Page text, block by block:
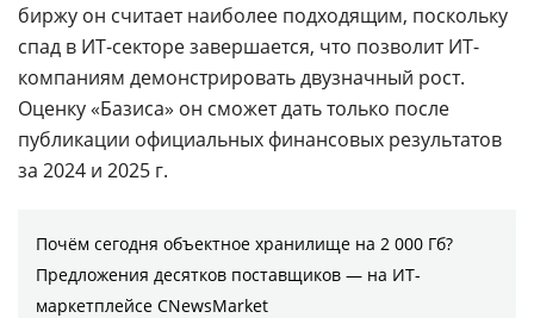
биржу он считает наиболее подходящим, поскольку
спад в ИТ-секторе завершается, что позволит ИТ-
компаниям демонстрировать двузначный рост.
Оценку «Базиса» он сможет дать только после
публикации официальных финансовых результатов
за 2024 и 2025 г.
Почём сегодня объектное хранилище на 2 000 Гб?
Предложения десятков поставщиков ― на ИТ-
маркетплейсе CNewsMarket